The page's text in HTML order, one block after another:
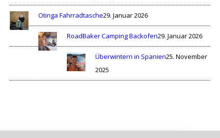
Otinga Fahrradtasche29. Januar 2026
RoadBaker Camping Backofen29. Januar 2026
Überwintern in Spanien25. November
2025